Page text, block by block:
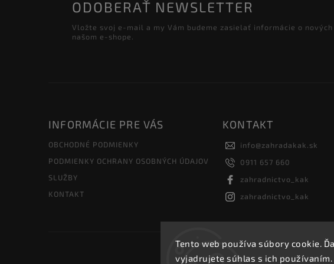
Tento web používa súbory cookie.
vyjadrujete súhlas s ich
ODOBERAŤ NEWSLETTER
Vložte svoj e-mail a my Vám budeme zasielať informácie o nových
našom e-shope.
INFORMÁCIE PRE VÁS
OBCHODNÉ PODMIENKY
PODMIENKY OCHRANY OSOBNÝCH ÚDAJOV
SLUŽBY
KONTAKT
KONTAKT
info@zahradakak.sk
0911 657 660
zahradnictvo_kak
zahradnictvo_kak
Copyright